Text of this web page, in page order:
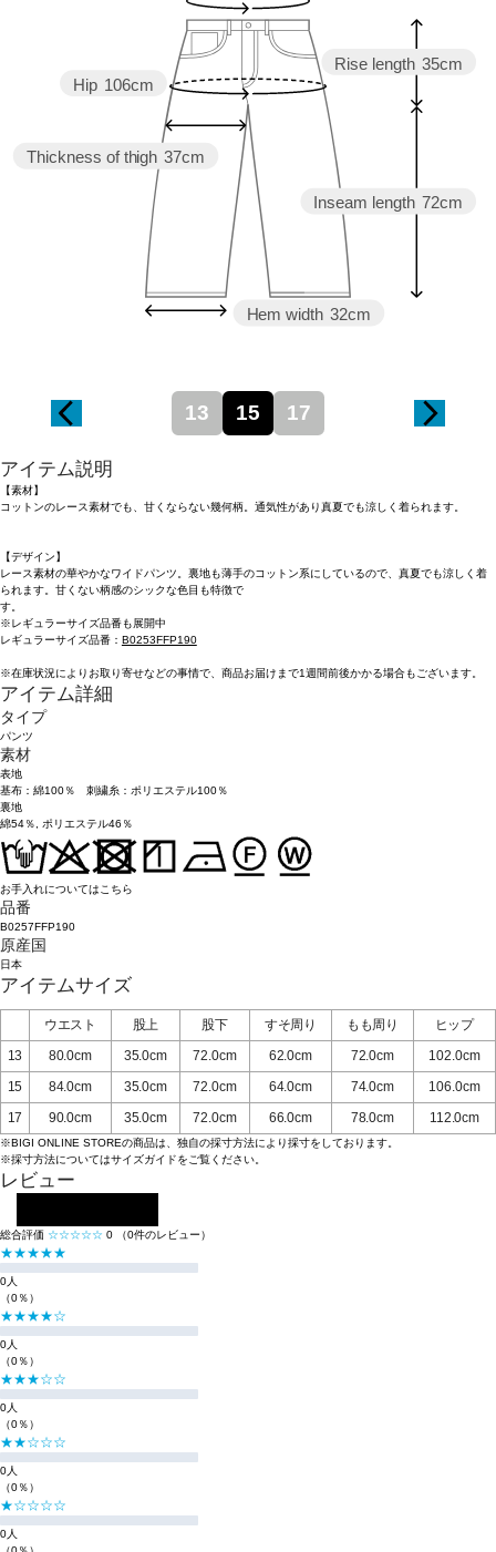
Inseam length 72cm
Rise length 35cm
Hem width 32cm
Thickness of thigh 37cm
Hip 106cm
13 15 17
アイテム説明
【素材】
コットンのレース素材でも、甘くならない幾何柄。通気性があり真夏でも涼しく着られます。
【デザイン】
レース素材の華やかなワイドパンツ。裏地も薄手のコットン系にしているので、真夏でも涼しく着
られます。甘くない柄感のシックな色目も特徴で
※レギュラーサイズ品番も展開中
レギュラーサイズ品番： B0253FFP190
※在庫状況によりお取り寄せなどの事情で、商品お届けまで1週間前後かかる場合もございます。
アイテム詳細
タイプ
パンツ
素材
表地
基布：綿100％ 刺繍糸：ポリエステル100％
裏地
綿54％, ポリエステル46％
お手入れについてはこちら
品番
B0257FFP190
原産国
日本
アイテムサイズ
ウエスト 股上 股下 すそ周り もも周り
ヒップ
13
80.0cm 35.0cm 72.0cm 62.0cm 72.0cm
102.0cm
15
84.0cm 35.0cm 72.0cm 64.0cm 74.0cm
106.0cm
17
90.0cm 35.0cm 72.0cm 66.0cm 78.0cm 112.0cm
※BIGI ONLINE STOREの商品は、独自の採寸方法により採寸をしております。
※採寸方法についてはサイズガイドをご覧ください。
レビュー
総合評価 ☆☆☆☆☆ 0 （0件のレビュー）
★★★★★
0人
（0％）
★★★★☆
0人
（0％）
★★★☆☆
0人
（0％）
★★☆☆☆
0人
（0％）
★☆☆☆☆
0人